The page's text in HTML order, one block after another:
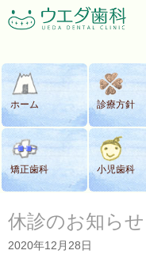
ホーム 診療方針
矯正歯科 小児歯科
休診のお知らせ
2020年12月28日